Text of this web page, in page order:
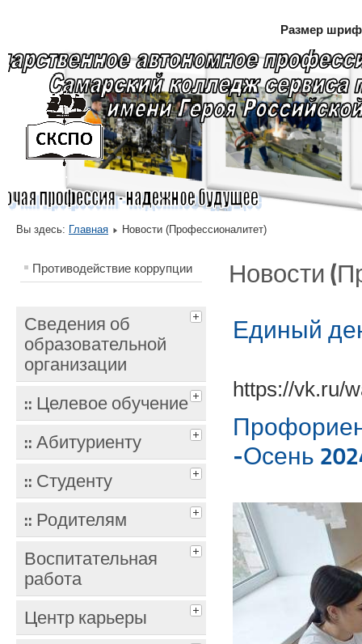
.
Размер
Вы здесь: Главная Новости (Профессионалитет)
Противодействие коррупции
Сведения об
образовательной
организации
:: Целевое обучение
:: Абитуриенту
:: Студенту
:: Родителям
Воспитательная
работа
Центр карьеры
Новости
Единый
https://vk.ru/
-Осень